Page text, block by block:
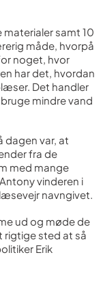
samt 10
måde, hvorpå
noget, hvor
har det, hvordan
Det handler
mindre vand
dagen var, at
fra de
med mange
vinderen i
navngivet.
ud og møde de
rigtige sted at så
Erik